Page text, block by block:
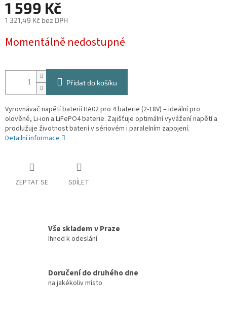
1 599 Kč
1 321,49 Kč bez DPH
cena:
Momentálně nedostupné
Přidat do košíku
Vyrovnávač napětí baterií HA02 pro 4 baterie (2-18V) – ideální pro
olověné, Li-ion a LiFePO4 baterie. Zajišťuje optimální vyvážení napětí a
prodlužuje životnost baterií v sériovém i paralelním zapojení.
Detailní informace
ZEPTAT SE SDÍLET
Vše skladem v Praze
Ihned k odeslání
Doručení do druhého dne
na jakékoliv místo